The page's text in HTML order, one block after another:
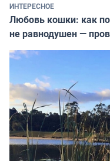
ИНТЕРЕСНОЕ
Любовь кошки: как
не равнодушен —